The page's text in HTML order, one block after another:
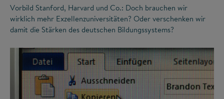
Vorbild Stanford, Harvard und Co.: Doch brauchen wir
wirklich mehr Exzellenzuniversitäten? Oder verschenken wir
damit die Stärken des deutschen Bildungssystems?